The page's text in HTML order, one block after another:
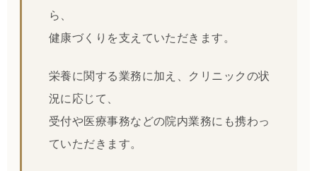
ら、
健康づくりを支えていただきます。
栄養に関する業務に加え、クリニックの状
況に応じて、
受付や医療事務などの院内業務にも携わっ
ていただきます。